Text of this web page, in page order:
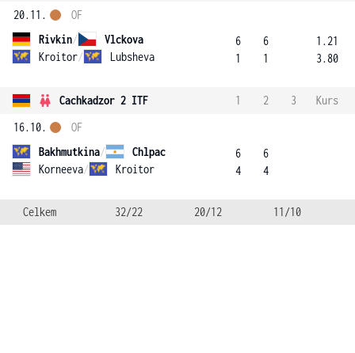
20.11.
Rivkin/
Vlckova
Kroitor/ Lubsheva
OF
6
1
6
1
1.21
3.80
Cachkadzor 2 ITF 1 2 3
Kurs
16.10.
Bakhmutkina/
Chlpac
Korneeva/ Kroitor
OF
6
4
6
4
Celkem 32/22 20/12 11/10